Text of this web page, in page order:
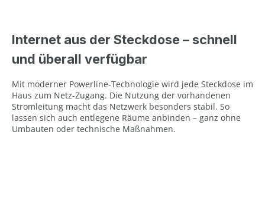
Internet aus der Steckdose – schnell
und überall verfügbar
Mit moderner Powerline-Technologie wird jede Steckdose im
Haus zum Netz-Zugang. Die Nutzung der vorhandenen
Stromleitung macht das Netzwerk besonders stabil. So
lassen sich auch entlegene Räume anbinden – ganz ohne
Umbauten oder technische Maßnahmen.